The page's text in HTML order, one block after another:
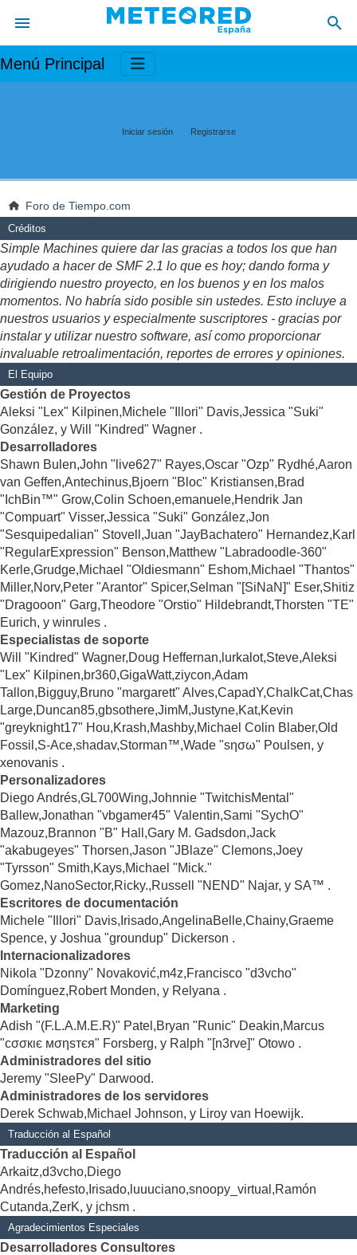
Menú Principal
Iniciar sesión Registrarse
Foro de Tiempo.com
Créditos
Simple Machines quiere dar las gracias a todos los que han
ayudado a hacer de SMF 2.1 lo que es hoy; dando forma y
dirigiendo nuestro proyecto, en los buenos y en los malos
momentos. No habría sido posible sin ustedes. Esto incluye a
nuestros usuarios y especialmente suscriptores - gracias por
instalar y utilizar nuestro software, así como proporcionar
invaluable retroalimentación, reportes de errores y opiniones.
El Equipo
Gestión de Proyectos
Aleksi "Lex" Kilpinen,Michele "Illori" Davis,Jessica "Suki"
González, y Will "Kindred" Wagner .
Desarrolladores
Shawn Bulen,John "live627" Rayes,Oscar "Ozp" Rydhé,Aaron
van Geffen,Antechinus,Bjoern "Bloc" Kristiansen,Brad
"IchBin™" Grow,Colin Schoen,emanuele,Hendrik Jan
"Compuart" Visser,Jessica "Suki" González,Jon
"Sesquipedalian" Stovell,Juan "JayBachatero" Hernandez,Karl
"RegularExpression" Benson,Matthew "Labradoodle-360"
Kerle,Grudge,Michael "Oldiesmann" Eshom,Michael "Thantos"
Miller,Norv,Peter "Arantor" Spicer,Selman "[SiNaN]" Eser,Shitiz
"Dragooon" Garg,Theodore "Orstio" Hildebrandt,Thorsten "TE"
Eurich, y winrules .
Especialistas de soporte
Will "Kindred" Wagner,Doug Heffernan,lurkalot,Steve,Aleksi
"Lex" Kilpinen,br360,GigaWatt,ziycon,Adam
Tallon,Bigguy,Bruno "margarett" Alves,CapadY,ChalkCat,Chas
Large,Duncan85,gbsothere,JimM,Justyne,Kat,Kevin
"greyknight17" Hou,Krash,Mashby,Michael Colin Blaber,Old
Fossil,S-Ace,shadav,Storman™,Wade "sησω" Poulsen, y
xenovanis .
Personalizadores
Diego Andrés,GL700Wing,Johnnie "TwitchisMental"
Ballew,Jonathan "vbgamer45" Valentin,Sami "SychO"
Mazouz,Brannon "B" Hall,Gary M. Gadsdon,Jack
"akabugeyes" Thorsen,Jason "JBlaze" Clemons,Joey
"Tyrsson" Smith,Kays,Michael "Mick."
Gomez,NanoSector,Ricky.,Russell "NEND" Najar, y SA™ .
Escritores de documentación
Michele "Illori" Davis,Irisado,AngelinaBelle,Chainy,Graeme
Spence, y Joshua "groundup" Dickerson .
Internacionalizadores
Nikola "Dzonny" Novaković,m4z,Francisco "d3vcho"
Domínguez,Robert Monden, y Relyana .
Marketing
Adish "(F.L.A.M.E.R)" Patel,Bryan "Runic" Deakin,Marcus
"cσσкιє мσηѕтєя" Forsberg, y Ralph "[n3rve]" Otowo .
Administradores del sitio
Jeremy "SleePy" Darwood.
Administradores de los servidores
Derek Schwab,Michael Johnson, y Liroy van Hoewijk.
Traducción al Español
Traducción al Español
Arkaitz,d3vcho,Diego
Andrés,hefesto,Irisado,luuuciano,snoopy_virtual,Ramón
Cutanda,ZerK, y jchsm .
Agradecimientos Especiales
Desarrolladores Consultores